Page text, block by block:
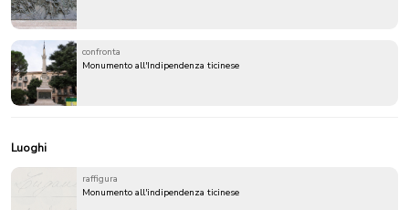
confronta
Monumento all'Indipendenza ticinese
Luoghi
raffigura
Monumento all'indipendenza ticinese